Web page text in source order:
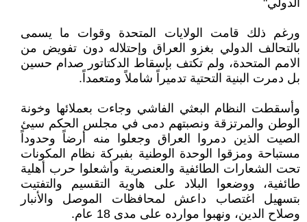
الدولي"
ورغم ذلك قامت الولايات المتحدة وقوات ما يسمى
بالتحالف الدولي بغزو العراق وإحتلاله دون تفويض من
الامم المتحدة، ولم تكتف بإسقاط الدكتاتور صدام حسين
بل دمرت البنية التحتية تدميراً شاملاً ومتعمداً.
وأسقطت النظام البعثي الفاشي وجاءت بعملائها وخونة
الوطن والمرتزقة ونصبتهم دمى في مجلس الحكم سيئ
الصيت الذين دمروا العراق وجعلوا منه أرضاً وحدوداً
مستباحة ومزقوا الوحدة الوطنية بفبركة نظام المكونات
تحت الشعارات الطائفية والعنصرية وأشعلوا حرب أهلية
طائفية، ووضعوا البلاد على هاوية التقسيم والتفتيت
بتسهيل اغتصاب داعش لمحافظات الموصل والأنبار
وصلاح الدين، ونهبوا موارده على مدى 18 عام.